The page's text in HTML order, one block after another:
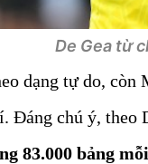
De Gea từ
dạng tự do,
Đáng chú ý, theo
83.000 bảng